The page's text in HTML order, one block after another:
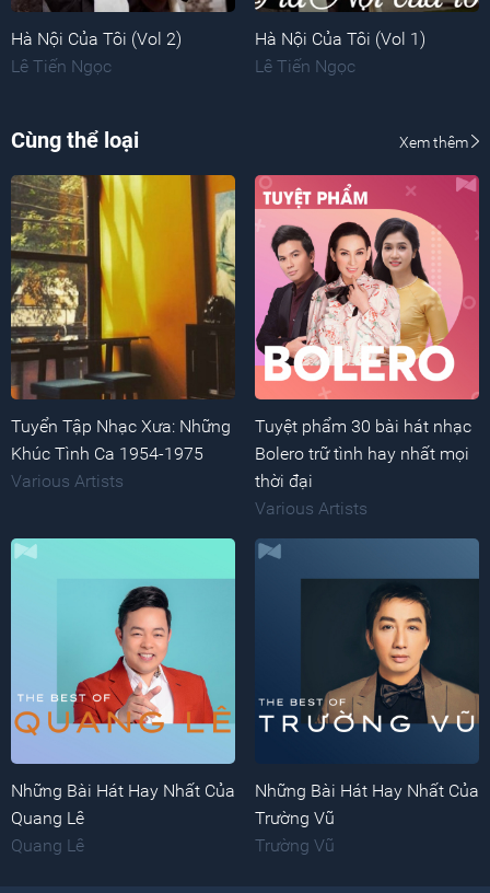
Hà Nội Của Tôi (Vol 2)
Lê Tiến Ngọc
Hà Nội Của Tôi (Vol 1)
Lê Tiến Ngọc
Cùng thể loại Xem thêm
Tuyển Tập Nhạc Xưa: Những
Khúc Tình Ca 1954-1975
Various Artists
Tuyệt phẩm 30 bài hát nhạc
Bolero trữ tình hay nhất mọi
thời đại
Various Artists
Những Bài Hát Hay Nhất Của
Quang Lê
Quang Lê
Những Bài Hát Hay Nhất Của
Trường Vũ
Trường Vũ